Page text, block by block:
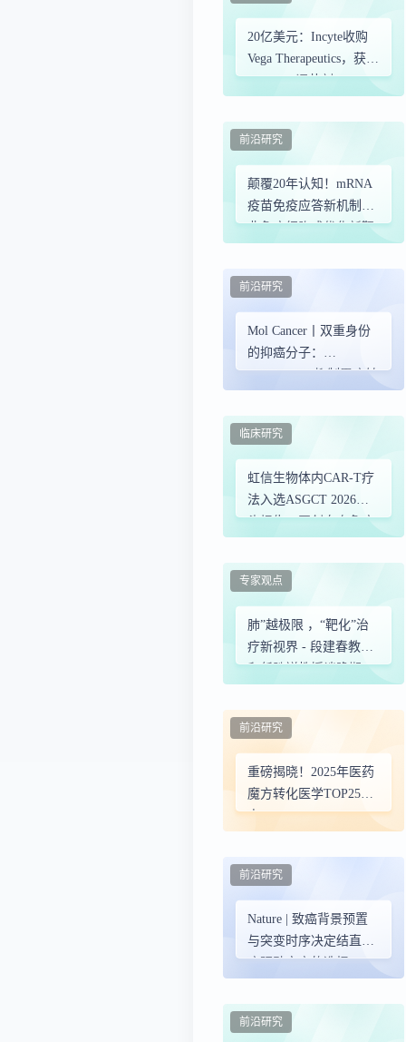
20亿美元：Incyte收购
Vega Therapeutics，获得
Protein S调节剂
颠覆20年认知！mRNA
疫苗免疫应答新机制，
非免疫细胞成优化新靶
前沿研究
Mol Cancer丨双重身份
的抑癌分子：
circZFAND6抑制胃癌转
前沿研究
虹信生物体内CAR-T疗
法入选ASGCT 2026口
头报告，开创自身免疫
临床研究
肺”越极限 ，“靶化”治
疗新视界 - 段建春教授
和任胜祥教授谈晚期
治疗时代的个性化治疗
专家观点
重磅揭晓！2025年医药
魔方转化医学TOP25靶
点
前沿研究
Nature | 致癌背景预置
与突变时序决定结直肠
癌驱动突变的选择
前沿研究
前沿研究